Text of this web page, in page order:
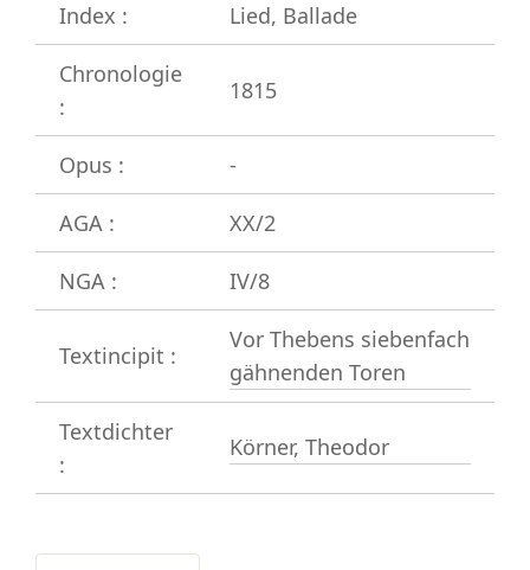
Index : Lied, Ballade
Chronologie
:
1815
Opus : -
AGA : XX/2
NGA : IV/8
Textincipit :
Vor Thebens siebenfach
gähnenden Toren
Textdichter
:
Körner, Theodor